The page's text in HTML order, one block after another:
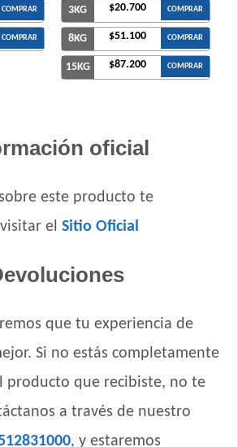
COMPRAR
COMPRAR
3KG $20.700 COMPRAR
8KG $51.100 COMPRAR
15KG $87.200 COMPRAR
oficial
este producto te
el Sitio Oficial
que tu experiencia de
Si no estás completamente
producto que recibiste, no te
a través de nuestro
, y estaremos